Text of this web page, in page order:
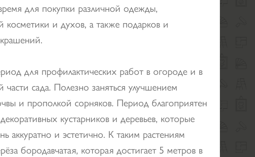
для покупки различной одежды,
косметики и духов, а также подарков и
для профилактических работ в огороде и в
части сада. Полезно заняться улучшением
и прополкой сорняков. Период благоприятен
кустарников и деревьев, которые
аккуратно и эстетично. К таким растениям
бородавчатая, которая достигает 5 метров в